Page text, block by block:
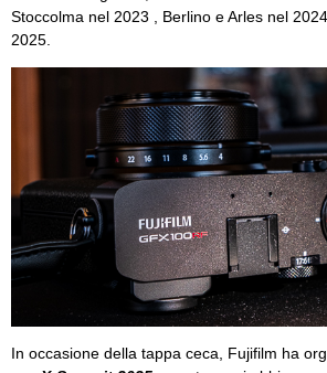
Stoccolma nel 2023 , Berlino e Arles nel
2025.
In occasione della tappa ceca, Fujifilm ha